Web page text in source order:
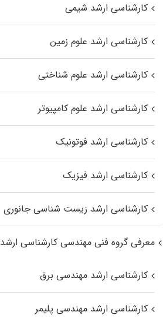
کارشناسی ارشد شیمی
کارشناسی ارشد علوم زمین
کارشناسی ارشد علوم شناختی
کارشناسی ارشد علوم کامپیوتر
کارشناسی ارشد فوتونیک
کارشناسی ارشد فیزیک
کارشناسی ارشد زیست‌ شناسی جانوری
معرفی گروه فنی مهندسی کارشناسی ارشد
کارشناسی ارشد مهندسی برق
کارشناسی ارشد مهندسی پلیمر